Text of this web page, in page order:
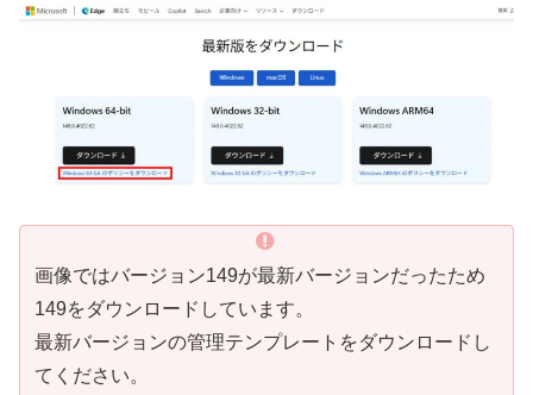
画像ではバージョン149が最新バージョンだったため
149をダウンロードしています。
最新バージョンの管理テンプレートをダウンロードし
てください。